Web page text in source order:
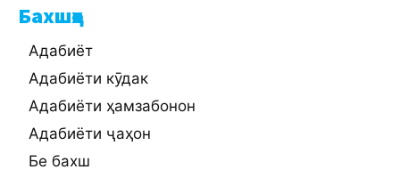
Бахшҳо
Адабиёт
Адабиёти кӯдак
Адабиёти ҳамзабонон
Адабиёти ҷаҳон
Бе бахш